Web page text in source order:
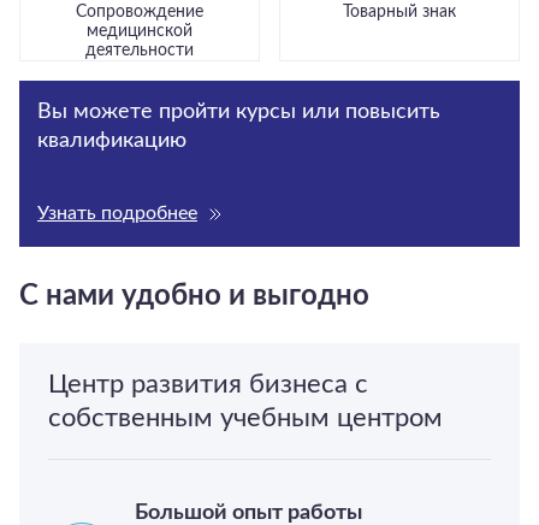
Сопровождение
медицинской
деятельности
Товарный знак
Вы можете пройти курсы или повысить
квалификацию
Узнать подробнее
С нами удобно и выгодно
Центр развития бизнеса с
собственным учебным центром
Большой опыт работы